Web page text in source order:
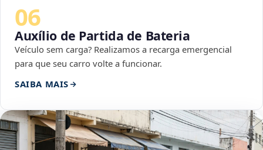
06
Auxílio de Partida de Bateria
Veículo sem carga? Realizamos a recarga emergencial
para que seu carro volte a funcionar.
SAIBA MAIS